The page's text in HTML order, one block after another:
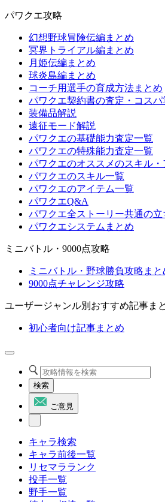
パワクエ攻略
幻想野球冒険伝編まとめ
冥界トライアル編まとめ
月姫伝編まとめ
球炎島編まとめ
コーチ用選手の育成方法まとめ
パワクエ契約書の査定・コス
装備品解説
遠征モード解説
パワクエの基礎能力査定一覧
パワクエの特殊能力査定一覧
パワクエのオススメのスキル・
パワクエのスキル一覧
パワクエのアイテム一覧
パワクエQ&A
パワクエ全ストーリー共通の立
パワクエシステムまとめ
ミニバトル・9000点攻略
ミニバトル・野球勝負攻略まと
9000点チャレンジ攻略
ユーザージャンル別おすすめ記事ま
初心者向け記事まとめ
検索
ご意見
キャラ検索
キャラ前後一覧
リセマラランク
投手一覧
野手一覧